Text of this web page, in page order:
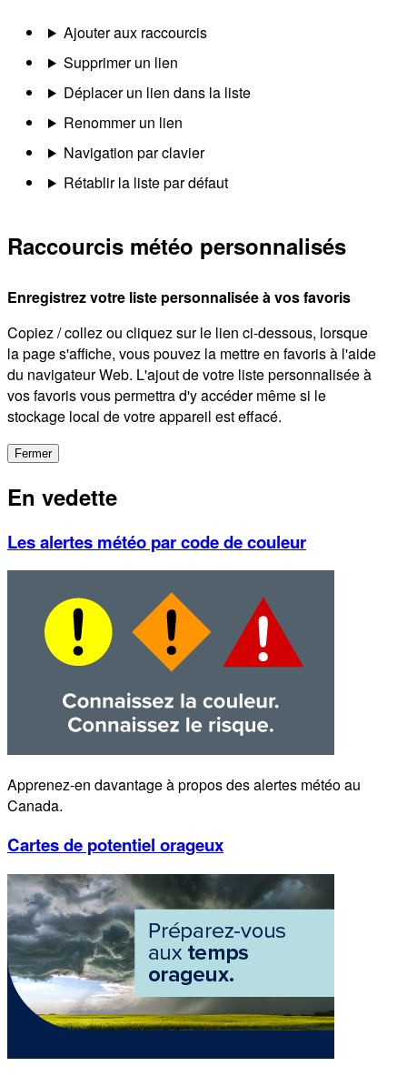
Ajouter aux raccourcis
Supprimer un lien
Déplacer un lien dans la liste
Renommer un lien
Navigation par clavier
Rétablir la liste par défaut
Raccourcis météo personnalisés
Enregistrez votre liste personnalisée à vos favoris
Copiez / collez ou cliquez sur le lien ci-dessous, lorsque
la page s'affiche, vous pouvez la mettre en favoris à l'aide
du navigateur Web. L'ajout de votre liste personnalisée à
vos favoris vous permettra d'y accéder même si le
stockage local de votre appareil est effacé.
Fermer
En vedette
Les alertes météo par code de couleur
Apprenez-en davantage à propos des alertes météo au
Canada.
Cartes de potentiel orageux